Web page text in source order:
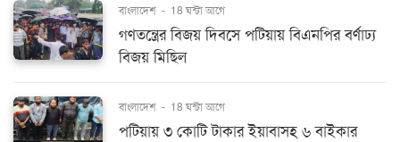
বাংলাদেশ - 18 ঘন্টা আগে
গণতন্ত্রের বিজয় দিবসে পটিয়ায় বিএনপির বর্ণাঢ্য
বিজয় মিছিল
বাংলাদেশ - 18 ঘন্টা আগে
পটিয়ায় ৩ কোটি টাকার ইয়াবাসহ ৬ বাইকার